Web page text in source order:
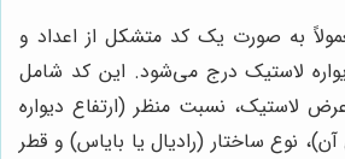
به صورت یک کد متشکل از اعداد و
لاستیک درج می‌شود. این کد شامل
لاستیک، نسبت منظر (ارتفاع دیواره
نوع ساختار (رادیال یا بایاس) و قطر